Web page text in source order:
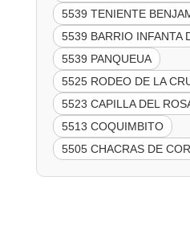
5539 TENIENTE
5539 BARRIO INFANTA
5539 PANQUEUA
5525 RODEO DE LA
5523 CAPILLA DEL
5513 COQUIMBITO
5505 CHACRAS DE